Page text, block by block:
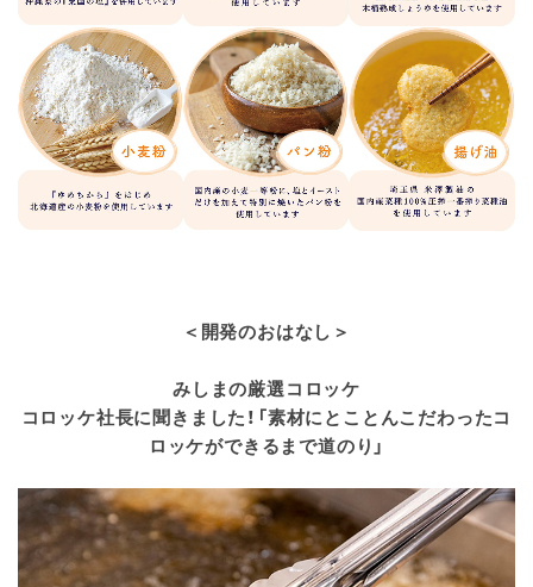
＜開発のおはなし＞
みしまの厳選コロッケ
コロッケ社長に聞きました！「素材にとことんこだわったコ
ロッケができるまで道のり」